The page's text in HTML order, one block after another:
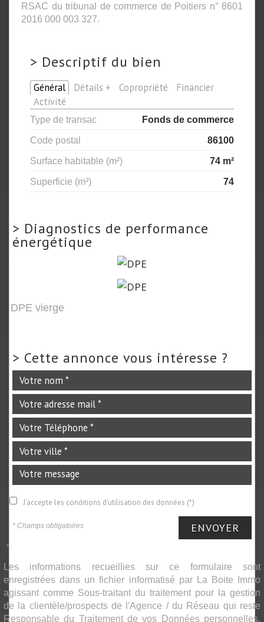
RSAC du tribunal de commerce de Poitiers n° 8601
2016 000 003 327.
> Descriptif du bien
Général Détails + Copropriété
Financier
Activité
Type de transac
Fonds de commerce
Code postal
86100
Surface habitable (m²)
74 m²
Superficie (m²)
74
> Diagnostics de performance
énergétique
DPE vierge
> Cette annonce vous intéresse ?
J'accepte les conditions d'utilisation des données (*)
* Champs obligatoires ENVOYER
* :
Les informations recueillies sur ce formulaire sont
enregistrées dans un fichier informatisé par La Boite Immo
agissant comme Sous-traitant du traitement pour la gestion
de la clientèle/prospects de l'Agence / du Réseau qui reste
Responsable du Traitement de vos Données personnelles.